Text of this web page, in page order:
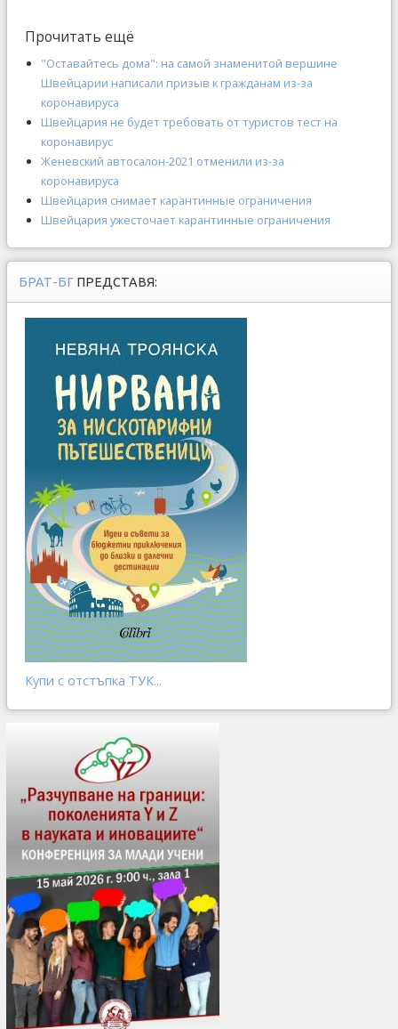
Прочитать ещё
"Оставайтесь дома": на самой знаменитой вершине
Швейцарии написали призыв к гражданам из-за
коронавируса
Швейцария не будет требовать от туристов тест на
коронавирус
Женевский автосалон-2021 отменили из-за
коронавируса
Швейцария снимает карантинные ограничения
Швейцария ужесточает карантинные ограничения
БРАТ-БГ ПРЕДСТАВЯ:
Купи с отстъпка ТУК...